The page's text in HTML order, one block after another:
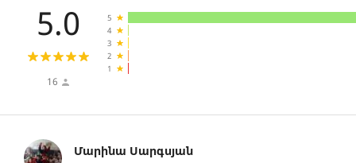
5.0
16
5
4
3
2
1
Մարինա Սարգսյան